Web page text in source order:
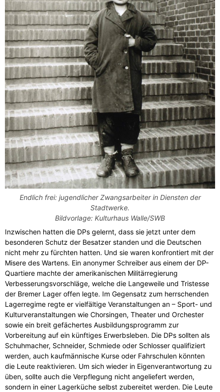
Endlich frei: jugendlicher Zwangsarbeiter in Diensten der
Stadtwerke.
Bildvorlage: Kulturhaus Walle/SWB
Inzwischen hatten die DPs gelernt, dass sie jetzt unter dem
besonderen Schutz der Besatzer standen und die Deutschen
nicht mehr zu fürchten hatten. Und sie waren konfrontiert mit der
Misere des Wartens. Ein anonymer Schreiber aus einem der DP-
Quartiere machte der amerikanischen Militärregierung
Verbesserungsvorschläge, welche die Langeweile und Tristesse
der Bremer Lager offen legte. Im Gegensatz zum herrschenden
Lagerregime regte er vielfältige Veranstaltungen an – Sport- und
Kulturveranstaltungen wie Chorsingen, Theater und Orchester
sowie ein breit gefächertes Ausbildungsprogramm zur
Vorbereitung auf ein künftiges Erwerbsleben. Die DPs sollten als
Schuhmacher, Schneider, Schmiede oder Schlosser qualifiziert
werden, auch kaufmännische Kurse oder Fahrschulen könnten
die Leute reaktivieren. Um sich wieder in Eigenverantwortung zu
üben, sollte auch die Verpflegung nicht angeliefert werden,
sondern in einer Lagerküche selbst zubereitet werden. Die Leute